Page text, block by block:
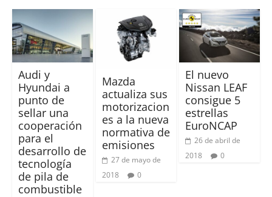
Audi y
Hyundai a
punto de
sellar una
cooperación
para el
desarrollo de
tecnología
de pila de
combustible
Mazda
actualiza sus
motorizacion
es a la nueva
normativa de
emisiones
27 de mayo de
2018
0
El nuevo
Nissan LEAF
consigue 5
estrellas
EuroNCAP
26 de abril de
2018
0